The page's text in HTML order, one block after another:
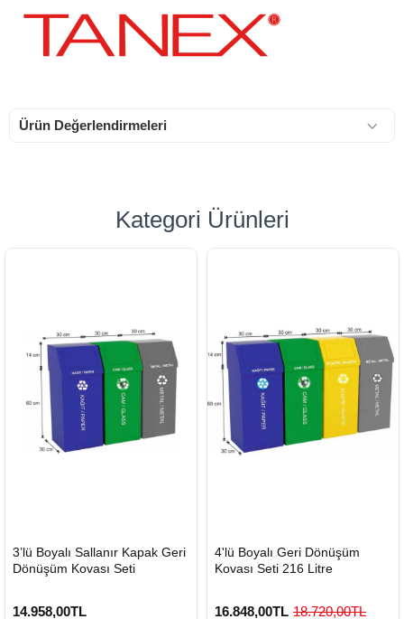
Ürün Değerlendirmeleri
Kategori Ürünleri
HIZLI
GÖNDERİ
3’lü Boyalı Sallanır Kapak Geri
Dönüşüm Kovası Seti
14.958,00TL
HIZLI
GÖNDERİ
4'lü Boyalı Geri Dönüşüm
Kovası Seti 216 Litre
16.848,00TL 18.720,00TL